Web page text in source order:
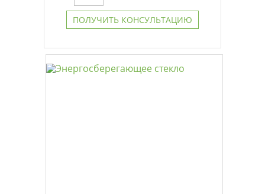
ПОЛУЧИТЬ КОНСУЛЬТАЦИЮ